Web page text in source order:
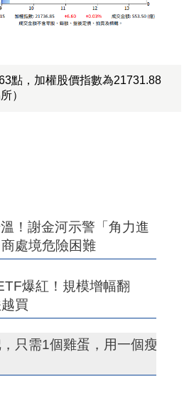
點，加權股價指數為21731.88
）
！謝金河示警「角力進
處境危險困難
爆紅！規模增幅翻
買
只需1個雞蛋，用一個瘦